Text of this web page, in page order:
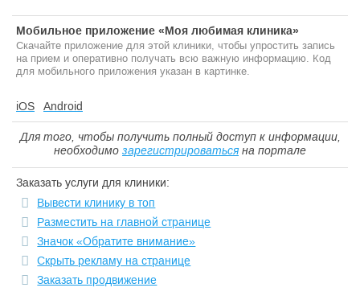
Мобильное приложение «Моя любимая клиника»
Скачайте приложение для этой клиники, чтобы упростить запись
на прием и оперативно получать всю важную информацию. Код
для мобильного приложения указан в картинке.
iOS Android
Для того, чтобы получить полный доступ к информации,
необходимо зарегистрироватьсяна портале
Заказать услуги для клиники:
Вывести клинику в топ
Разместить на главной странице
Значок «Обратите внимание»
Скрыть рекламу на странице
Заказать продвижение